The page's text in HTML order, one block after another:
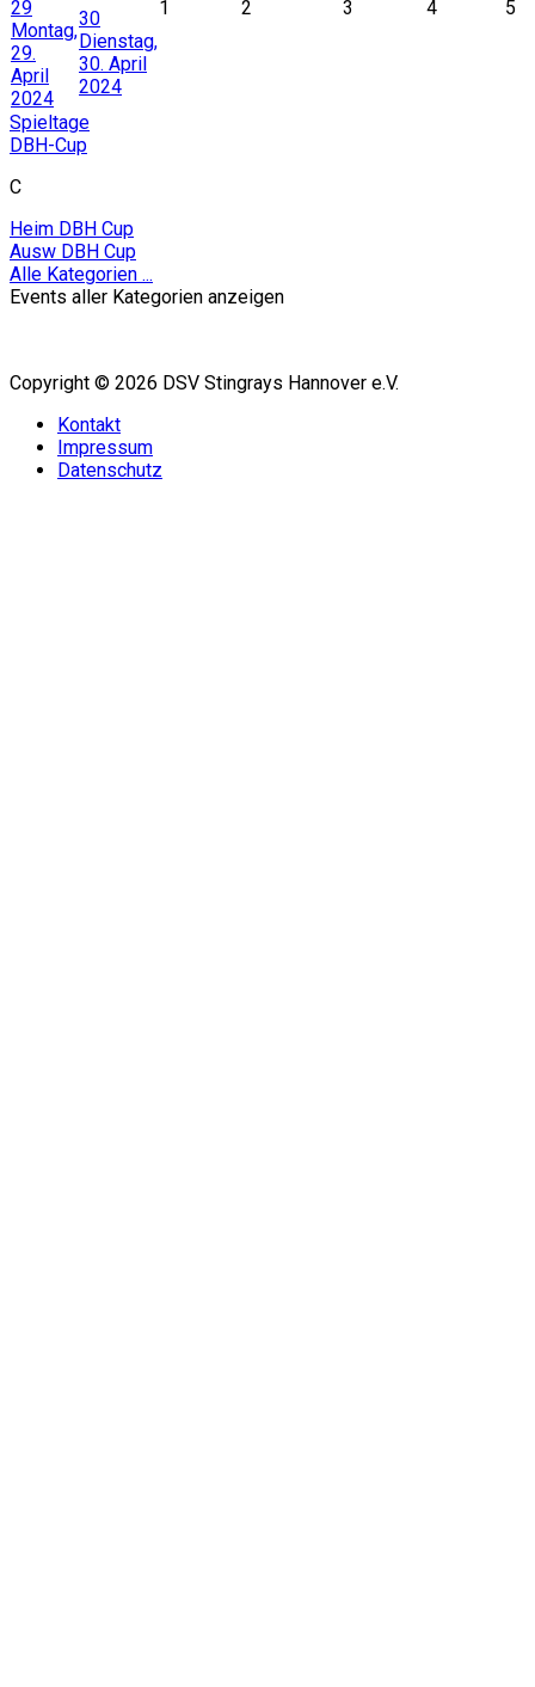
29
Montag,
29.
April
2024
30
Dienstag,
30. April
2024
1 2 3 4 5
Spieltage
DBH-Cup
C
Heim DBH Cup
Ausw DBH Cup
Alle Kategorien ...
Events aller Kategorien anzeigen
Copyright © 2026 DSV Stingrays Hannover e.V.
Kontakt
Impressum
Datenschutz